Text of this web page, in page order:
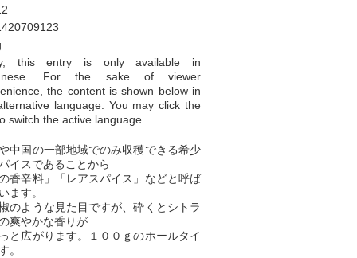
this entry is only available in
. For the sake of viewer
the content is shown below in
language. You may click the
switch the active language.
中国の一部地域でのみ収穫できる希少
イスであることから
香辛料」「レアスパイス」などと呼ば
ます。
のような見た目ですが、砕くとシトラ
爽やかな香りが
と広がります。１００ｇのホールタイ
。